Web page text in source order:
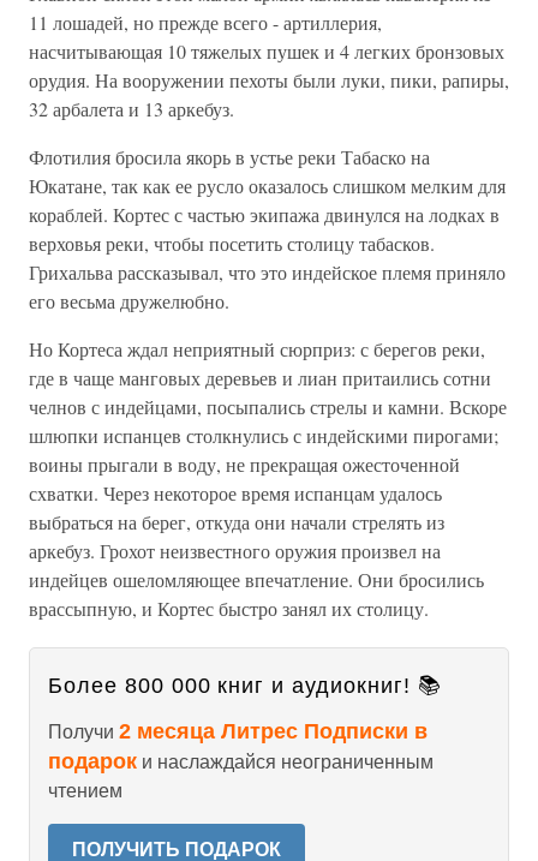
11 лошадей, но прежде всего - артиллерия,
насчитывающая 10 тяжелых пушек и 4 легких бронзовых
орудия. На вооружении пехоты были луки, пики, рапиры,
32 арбалета и 13 аркебуз.
Флотилия бросила якорь в устье реки Табаско на
Юкатане, так как ее русло оказалось слишком мелким для
кораблей. Кортес с частью экипажа двинулся на лодках в
верховья реки, чтобы посетить столицу табасков.
Грихальва рассказывал, что это индейское племя приняло
его весьма дружелюбно.
Но Кортеса ждал неприятный сюрприз: с берегов реки,
где в чаще манговых деревьев и лиан притаились сотни
челнов с индейцами, посыпались стрелы и камни. Вскоре
шлюпки испанцев столкнулись с индейскими пирогами;
воины прыгали в воду, не прекращая ожесточенной
схватки. Через некоторое время испанцам удалось
выбраться на берег, откуда они начали стрелять из
аркебуз. Грохот неизвестного оружия произвел на
индейцев ошеломляющее впечатление. Они бросились
врассыпную, и Кортес быстро занял их столицу.
Более 800 000 книг и аудиокниг! 📚
Получи 2 месяца Литрес Подписки в
подарок и наслаждайся неограниченным
чтением
ПОЛУЧИТЬ ПОДАРОК